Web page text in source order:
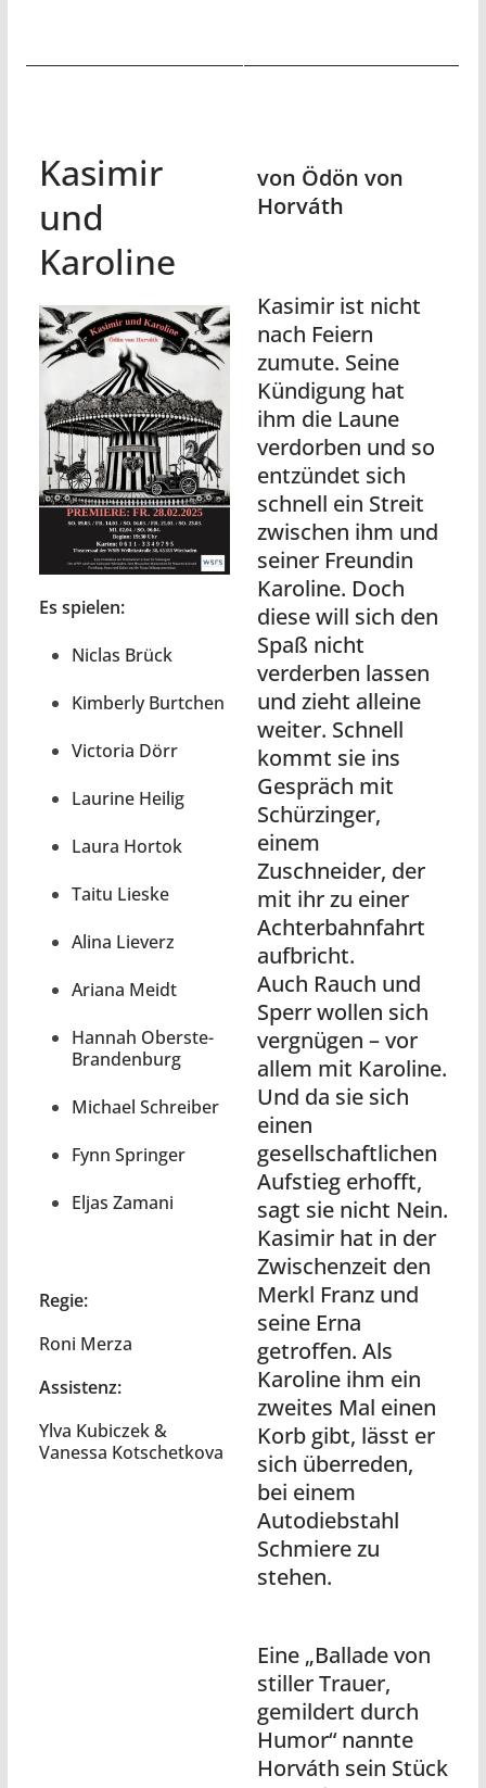
Kasimir
und
Karoline
Es spielen:
Niclas Brück
Kimberly Burtchen
Victoria Dörr
Laurine Heilig
Laura Hortok
Taitu Lieske
Alina Lieverz
Ariana Meidt
Hannah Oberste-
Brandenburg
Michael Schreiber
Fynn Springer
Eljas Zamani
Regie:
Roni Merza
Assistenz:
Ylva Kubiczek &
Vanessa Kotschetkova
von Ödön von
Horváth
Kasimir ist nicht
nach Feiern
zumute. Seine
Kündigung hat
ihm die Laune
verdorben und so
entzündet sich
schnell ein Streit
zwischen ihm und
seiner Freundin
Karoline. Doch
diese will sich den
Spaß nicht
verderben lassen
und zieht alleine
weiter. Schnell
kommt sie ins
Gespräch mit
Schürzinger,
einem
Zuschneider, der
mit ihr zu einer
Achterbahnfahrt
aufbricht.
Auch Rauch und
Sperr wollen sich
vergnügen – vor
allem mit Karoline.
Und da sie sich
einen
gesellschaftlichen
Aufstieg erhofft,
sagt sie nicht Nein.
Kasimir hat in der
Zwischenzeit den
Merkl Franz und
seine Erna
getroffen. Als
Karoline ihm ein
zweites Mal einen
Korb gibt, lässt er
sich überreden,
bei einem
Autodiebstahl
Schmiere zu
stehen.
Eine „Ballade von
stiller Trauer,
gemildert durch
Humor“ nannte
Horváth sein Stück